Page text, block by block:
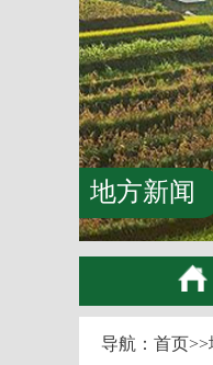
地方新闻
导航： 首页>>